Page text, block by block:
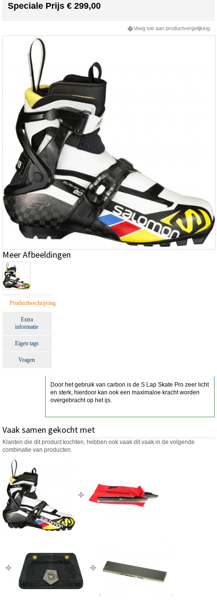
Speciale Prijs € 299,00
Voeg toe aan productvergelijking
Meer Afbeeldingen
Productbeschrijving
Extra
informatie
Eigen tags
Vragen
Door het gebruik van carbon is de S Lap Skate Pro zeer licht
en sterk, hierdoor kan ook een maximaloe kracht worden
overgebracht op het ijs.
Vaak samen gekocht met
Klanten die dit product kochten, hebben ook vaak dit vaak in de volgende
combinatie van producten.